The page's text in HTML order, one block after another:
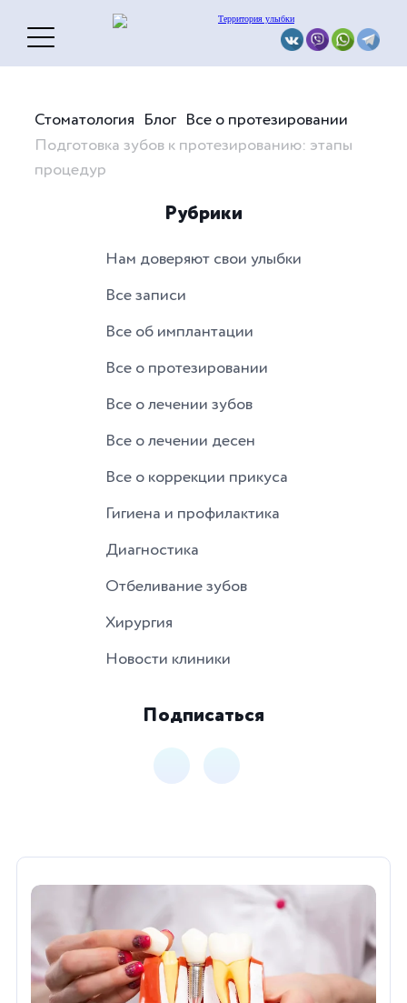
Стоматология Блог Все о протезировании
Подготовка зубов к протезированию: этапы
процедур
Рубрики
Нам доверяют свои улыбки
Все записи
Все об имплантации
Все о протезировании
Все о лечении зубов
Все о лечении десен
Все о коррекции прикуса
Гигиена и профилактика
Диагностика
Отбеливание зубов
Хирургия
Новости клиники
Подписаться